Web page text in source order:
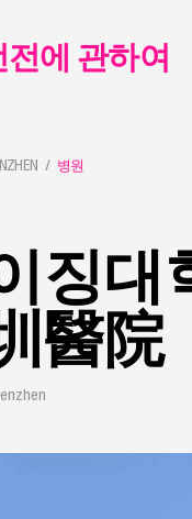
병원
징대
醫院
에 관하여